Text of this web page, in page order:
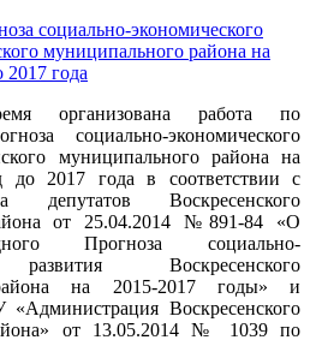
социально-экономического
муниципального района на
2017 года
организована работа по
социально-экономического
муниципального района на
до 2017 года в соответствии с
депутатов Воскресенского
от 25.04.2014 №891-84 «О
Прогноза социально-
развития Воскресенского
на 2015-2017 годы» и
Воскресенского
от 13.05.2014 № 1039 по